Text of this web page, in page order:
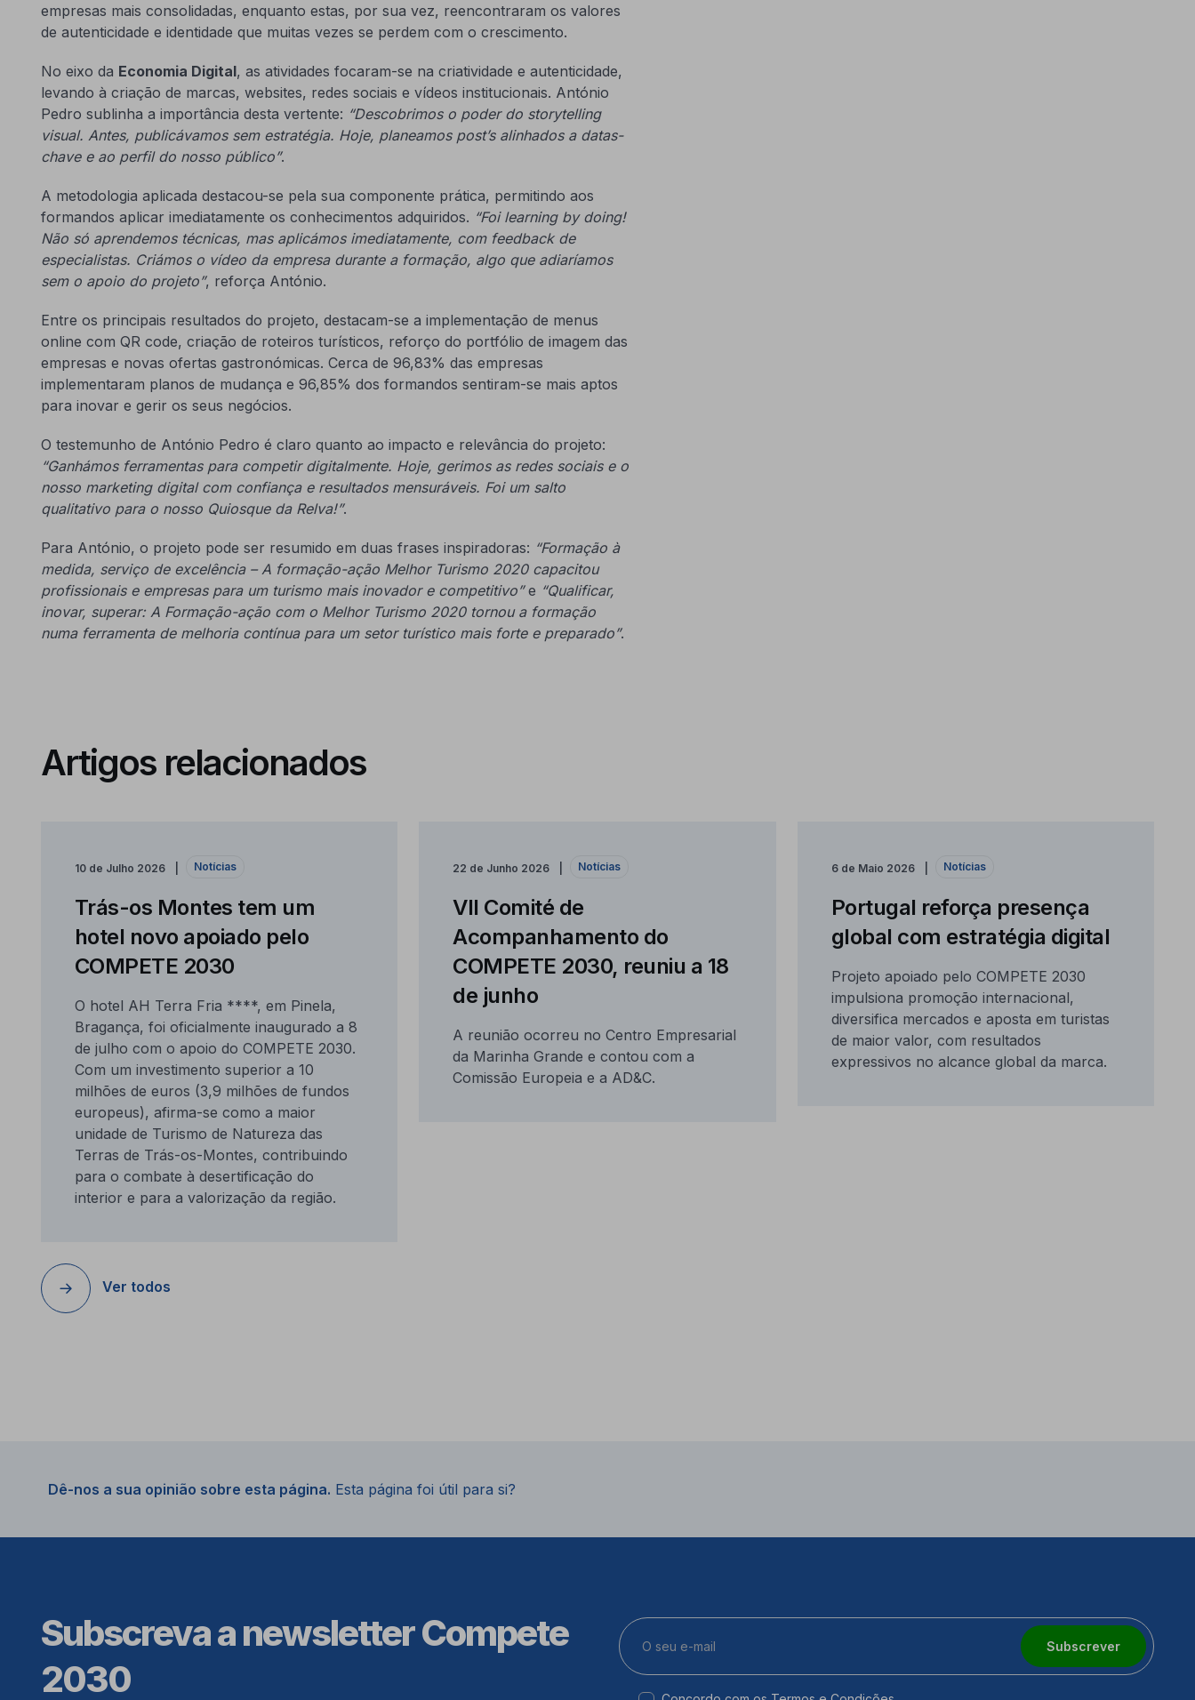
empresas mais consolidadas, enquanto estas, por sua vez, reencontraram os valores
de autenticidade e identidade que muitas vezes se perdem com o crescimento.
No eixo da Economia Digital, as atividades focaram-se na criatividade e autenticidade,
levando à criação de marcas, websites, redes sociais e vídeos institucionais. António
Pedro sublinha a importância desta vertente: “Descobrimos o poder do storytelling
visual. Antes, publicávamos sem estratégia. Hoje, planeamos post’s alinhados a datas-
chave e ao perfil do nosso público”.
A metodologia aplicada destacou-se pela sua componente prática, permitindo aos
formandos aplicar imediatamente os conhecimentos adquiridos. “Foi learning by doing!
Não só aprendemos técnicas, mas aplicámos imediatamente, com feedback de
especialistas. Criámos o vídeo da empresa durante a formação, algo que adiaríamos
sem o apoio do projeto”, reforça António.
Entre os principais resultados do projeto, destacam-se a implementação de menus
online com QR code, criação de roteiros turísticos, reforço do portfólio de imagem das
empresas e novas ofertas gastronómicas. Cerca de 96,83% das empresas
implementaram planos de mudança e 96,85% dos formandos sentiram-se mais aptos
para inovar e gerir os seus negócios.
O testemunho de António Pedro é claro quanto ao impacto e relevância do projeto:
“Ganhámos ferramentas para competir digitalmente. Hoje, gerimos as redes sociais e o
nosso marketing digital com confiança e resultados mensuráveis. Foi um salto
qualitativo para o nosso Quiosque da Relva!”.
Para António, o projeto pode ser resumido em duas frases inspiradoras: “Formação à
medida, serviço de excelência – A formação-ação Melhor Turismo 2020 capacitou
profissionais e empresas para um turismo mais inovador e competitivo”e “Qualificar,
inovar, superar: A Formação-ação com o Melhor Turismo 2020 tornou a formação
numa ferramenta de melhoria contínua para um setor turístico mais forte e preparado”.
Artigos relacionados
10 de Julho 2026 Notícias
Trás-os Montes tem um
hotel novo apoiado pelo
COMPETE 2030
O hotel AH Terra Fria ****, em Pinela,
Bragança, foi oficialmente inaugurado a 8
de julho com o apoio do COMPETE 2030.
Com um investimento superior a 10
milhões de euros (3,9 milhões de fundos
europeus), afirma-se como a maior
unidade de Turismo de Natureza das
Terras de Trás-os-Montes, contribuindo
para o combate à desertificação do
interior e para a valorização da região.
22 de Junho 2026 Notícias
VII Comité de
Acompanhamento do
COMPETE 2030, reuniu a 18
de junho
A reunião ocorreu no Centro Empresarial
da Marinha Grande e contou com a
Comissão Europeia e a AD&C.
6 de Maio 2026 Notícias
Portugal reforça presença
global com estratégia digital
Projeto apoiado pelo COMPETE 2030
impulsiona promoção internacional,
diversifica mercados e aposta em turistas
de maior valor, com resultados
expressivos no alcance global da marca.
Ver todos
Dê-nos a sua opinião sobre esta página. Esta página foi útil para si?
Subscreva a newsletter Compete
2030
Subscrever